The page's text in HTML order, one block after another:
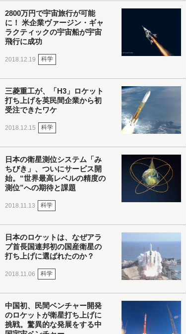
2800万円で宇宙旅行が可能
に！ 米企業ヴァージン・ギャ
ラクティックの宇宙船が宇宙
飛行に成功
2018.12.19 科学
三菱重工が、「H3」ロケット
打ち上げを英民間企業から初
受注できたワケ
2018.12.15 科学
日本の衛星測位システム「み
ちびき」、ついにサービス開
始。“世界最高レベルの精度の
測位”への期待と課題
2018.11.13 科学
日本のロケットは、なぜアラ
ブ首長国連邦初の国産衛星の
打ち上げに選ばれたのか？
2018.11.06 科学
中国初、民間ベンチャー開発
のロケットが衛星打ち上げに
挑戦。驚異的な発展をする中